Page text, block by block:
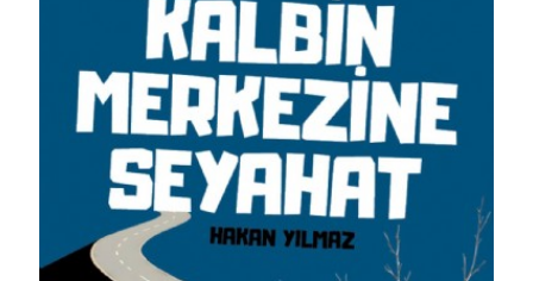
Detaylı İncele